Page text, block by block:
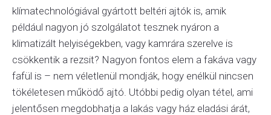
klímatechnológiával gyártott beltéri ajtók is, amik
például nagyon jó szolgálatot tesznek nyáron a
klimatizált helyiségekben, vagy kamrára szerelve is
csökkentik a rezsit? Nagyon fontos elem a fakáva vagy
fafül is – nem véletlenül mondják, hogy enélkül nincsen
tökéletesen működő ajtó. Utóbbi pedig olyan tétel, ami
jelentősen megdobhatja a lakás vagy ház eladási árát,